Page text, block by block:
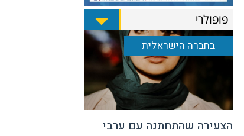
פופולרי
בחברה הישראלית
הצעירה שהתחתנה עם ערבי